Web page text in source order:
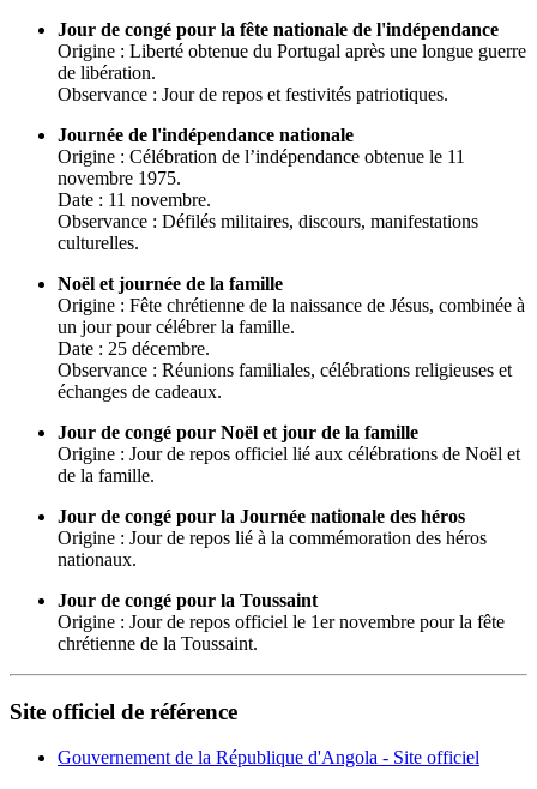
Jour de congé pour la fête nationale de l'indépendance
Origine : Liberté obtenue du Portugal après une longue guerre
de libération.
Observance : Jour de repos et festivités patriotiques.
Journée de l'indépendance nationale
Origine : Célébration de l’indépendance obtenue le 11
novembre 1975.
Date : 11 novembre.
Observance : Défilés militaires, discours, manifestations
culturelles.
Noël et journée de la famille
Origine : Fête chrétienne de la naissance de Jésus, combinée à
un jour pour célébrer la famille.
Date : 25 décembre.
Observance : Réunions familiales, célébrations religieuses et
échanges de cadeaux.
Jour de congé pour Noël et jour de la famille
Origine : Jour de repos officiel lié aux célébrations de Noël et
de la famille.
Jour de congé pour la Journée nationale des héros
Origine : Jour de repos lié à la commémoration des héros
nationaux.
Jour de congé pour la Toussaint
Origine : Jour de repos officiel le 1er novembre pour la fête
chrétienne de la Toussaint.
Site officiel de référence
Gouvernement de la République d'Angola - Site officiel